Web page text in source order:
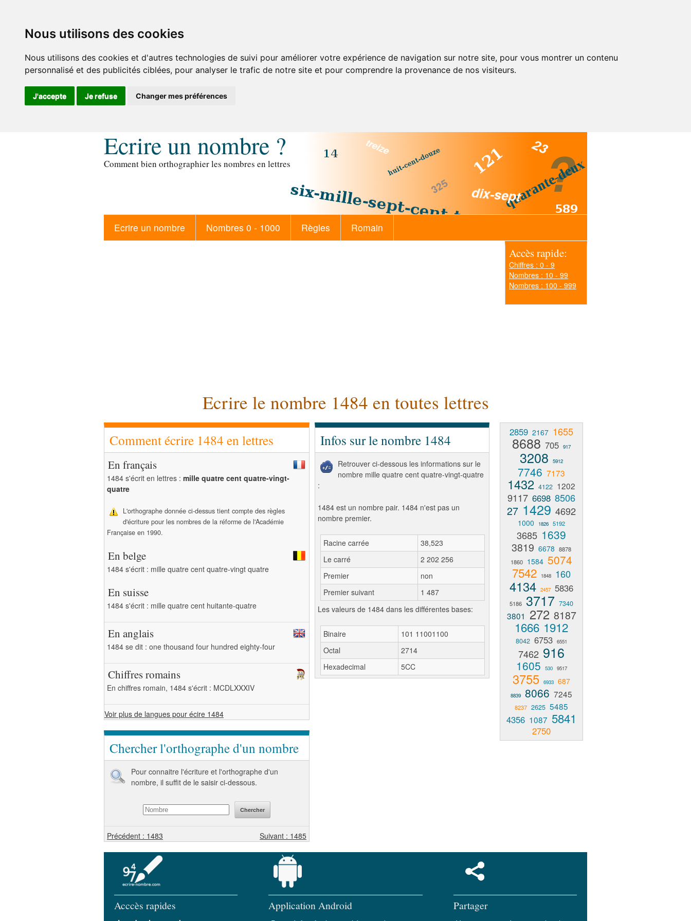
Nous utilisons des cookies
Nous utilisons des cookies et d'autres technologies de suivi pour améliorer votre expérience de navigation sur notre site, pour vous montrer un contenu
personnalisé et des publicités ciblées, pour analyser le trafic de notre site et pour comprendre la provenance de nos visiteurs.
J'accepte Je refuse Changer mes préférences
Ecrire un nombre ?
Comment bien orthographier les nombres en lettres
Ecrire un nombre Nombres 0 - 1000 Règles Romain
Accès rapide:
Chiffres : 0 - 9
Nombres : 10 - 99
Nombres : 100 - 999
Ecrire le nombre 1484 en toutes lettres
Comment écrire 1484 en lettres
En français
1484 s'écrit en lettres : mille quatre cent quatre-vingt-
quatre
L'orthographe donnée ci-dessus tient compte des règles
d'écriture pour les nombres de la réforme de l'Académie
Française en 1990.
En belge
1484 s'écrit : mille quatre cent quatre-vingt quatre
En suisse
1484 s'écrit : mille quatre cent huitante-quatre
En anglais
1484 se dit : one thousand four hundred eighty-four
Chiffres romains
En chiffres romain, 1484 s'écrit : MCDLXXXIV
Voir plus de langues pour écire 1484
Chercher l'orthographe d'un nombre
Pour connaitre l'écriture et l'orthographe d'un
nombre, il suffit de le saisir ci-dessous.
Précédent : 1483 Suivant : 1485
Infos sur le nombre 1484
Retrouver ci-dessous les informations sur le
nombre mille quatre cent quatre-vingt-quatre
:
1484 est un nombre pair. 1484 n'est pas un
nombre premier.
Racine carrée
38,523
Le carré
2 202 256
Premier
non
Premier suivant
1 487
Les valeurs de 1484 dans les différentes bases:
Binaire
101 11001100
Octal
2714
Hexadecimal
5CC
2859 2167 1655
8688 705 917
3208 5912
7746 7173
1432 4122 1202
9117 6698 8506
27 1429 4692
1000 1826 5192
3685 1639
3819 6678 8878
1860 1584 5074
7542 1848 160
4134 2457 5836
5186 3717 7340
3801 272 8187
1666 1912
8042 6753 6551
7462 916
1605 530 9517
3755 6933 687
8839 8066 7245
8237 2625 5485
4356 1087 5841
2750
Acccès rapides Application Android Partager